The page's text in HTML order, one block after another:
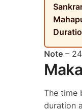
Note –
The time
duration